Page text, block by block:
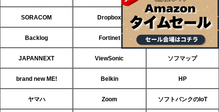
SORACOM Dropbox CData
Backlog Fortinet ASUS
JAPANNEXT ViewSonic ソフマップ
brand new ME! Belkin HP
ヤマハ Zoom ソフトバンクのIoT